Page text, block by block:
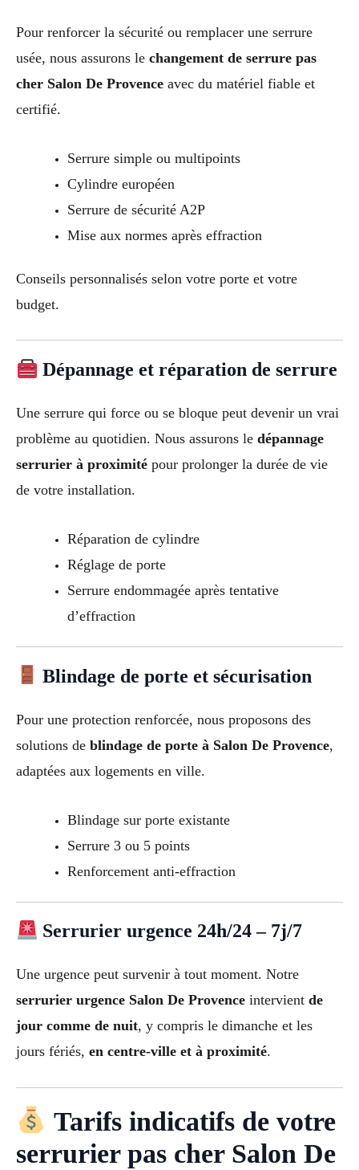
Pour renforcer la sécurité ou remplacer une serrure
usée, nous assurons le changement de serrure pas
cher Salon De Provence avec du matériel fiable et
certifié.
Serrure simple ou multipoints
Cylindre européen
Serrure de sécurité A2P
Mise aux normes après effraction
Conseils personnalisés selon votre porte et votre
budget.
Dépannage et réparation de serrure
Une serrure qui force ou se bloque peut devenir un vrai
problème au quotidien. Nous assurons le dépannage
serrurier à proximité pour prolonger la durée de vie
de votre installation.
Réparation de cylindre
Réglage de porte
Serrure endommagée après tentative
d’effraction
Blindage de porte et sécurisation
Pour une protection renforcée, nous proposons des
solutions de blindage de porte à Salon De Provence,
adaptées aux logements en ville.
Blindage sur porte existante
Serrure 3 ou 5 points
Renforcement anti-effraction
Serrurier urgence 24h/24 – 7j/7
Une urgence peut survenir à tout moment. Notre
serrurier urgence Salon De Provence intervient de
jour comme de nuit, y compris le dimanche et les
jours fériés, en centre-ville et à proximité.
Tarifs indicatifs de votre
serrurier pas cher Salon De